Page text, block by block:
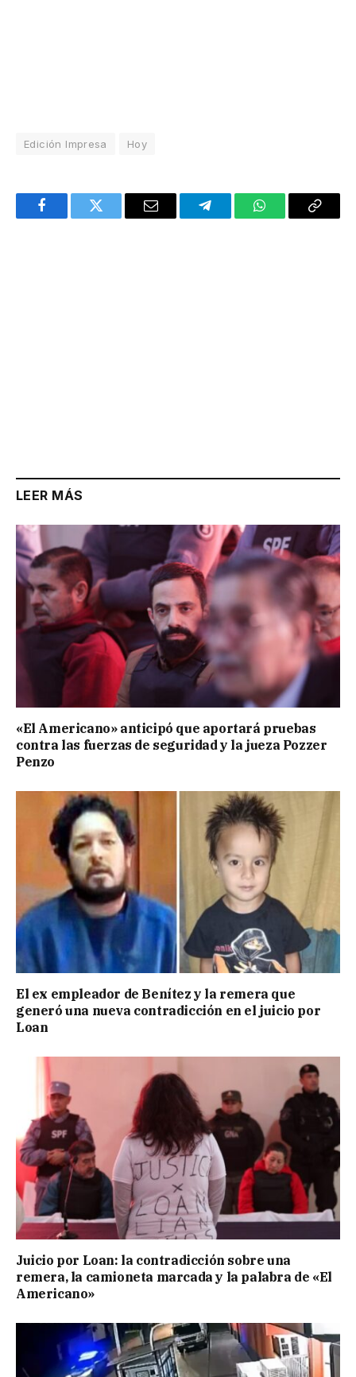
Edición Impresa Hoy
FacebookTwitter Email TelegramWhatsAppCopy
LEER MÁS
«El Americano» anticipó que aportará pruebas
contra las fuerzas de seguridad y la jueza Pozzer
Penzo
El ex empleador de Benítez y la remera que
generó una nueva contradicción en el juicio por
Loan
Juicio por Loan: la contradicción sobre una
remera, la camioneta marcada y la palabra de «El
Americano»